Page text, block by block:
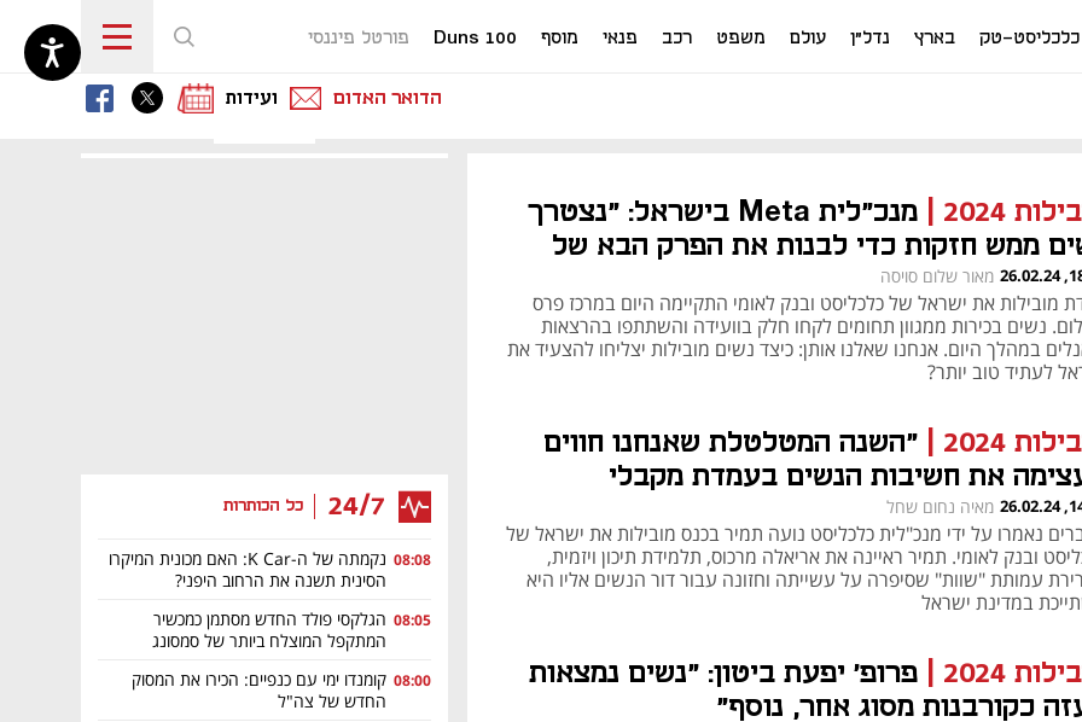
כלכליסט-טק בארץ נדל"ן עולם משפט רכב פנאי מוסף Duns 100 פורטל פיננסי
נפתח בכרטיסייה חדשה
נפתח בכרטיסייה חדשה
ועידות
נפתח בכרטיסייה חדשה
הדואר האדום
24/7 כל הכותרות
08:08
נקמתה של ה-K Car: האם מכונית המיקרו
הסינית תשנה את הרחוב היפני?
08:05 הגלקסי פולד החדש מסתמן כמכשיר
המתקפל המוצלח ביותר של סמסונג
08:00 קומנדו ימי עם כנפיים: הכירו את המסוק
החדש של צה"ל
2024
מנכ"לית Meta בישראל: "נצטרך
ממש חזקות כדי לבנות את הפרק הבא של
מאור שלום סויסה
מובילות את ישראל של כלכליסט ובנק לאומי התקיימה היום במרכז פרס
נשים בכירות ממגוון תחומים לקחו חלק בוועידה והשתתפו בהרצאות
במהלך היום. אנחנו שאלנו אותן: כיצד נשים מובילות יצליחו להצעיד את
לעתיד טוב יותר?
2024
"השנה המטלטלת שאנחנו חווים
את חשיבות הנשים בעמדת מקבלי
ובמוקדי הכוח"
מאיה נחום שחל
נאמרו על ידי מנכ"לית כלכליסט נועה תמיר בכנס מובילות את ישראל של
ובנק לאומי. תמיר ראיינה את אריאלה מרכוס, תלמידת תיכון ויזמית,
עמותת "שוות" שסיפרה על עשייתה וחזונה עבור דור הנשים אליו היא
במדינת ישראל
2024
פרופ' יפעת ביטון: "נשים נמצאות
כקורבנות מסוג אחר, נוסף"